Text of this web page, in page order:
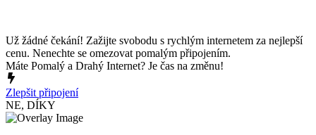
Už žádné čekání! Zažijte svobodu s rychlým internetem za nejlepší
cenu. Nenechte se omezovat pomalým připojením.
Máte Pomalý a Drahý Internet? Je čas na změnu!
Zlepšit připojení
NE, DÍKY